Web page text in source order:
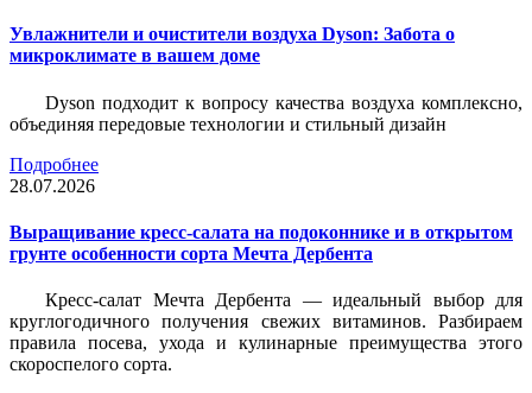
Увлажнители и очистители воздуха Dyson: Забота о
микроклимате в вашем доме
Dyson подходит к вопросу качества воздуха комплексно,
объединяя передовые технологии и стильный дизайн
Подробнее
28.07.2026
Выращивание кресс-салата на подоконнике и в открытом
грунте особенности сорта Мечта Дербента
Кресс-салат Мечта Дербента — идеальный выбор для
круглогодичного получения свежих витаминов. Разбираем
правила посева, ухода и кулинарные преимущества этого
скороспелого сорта.